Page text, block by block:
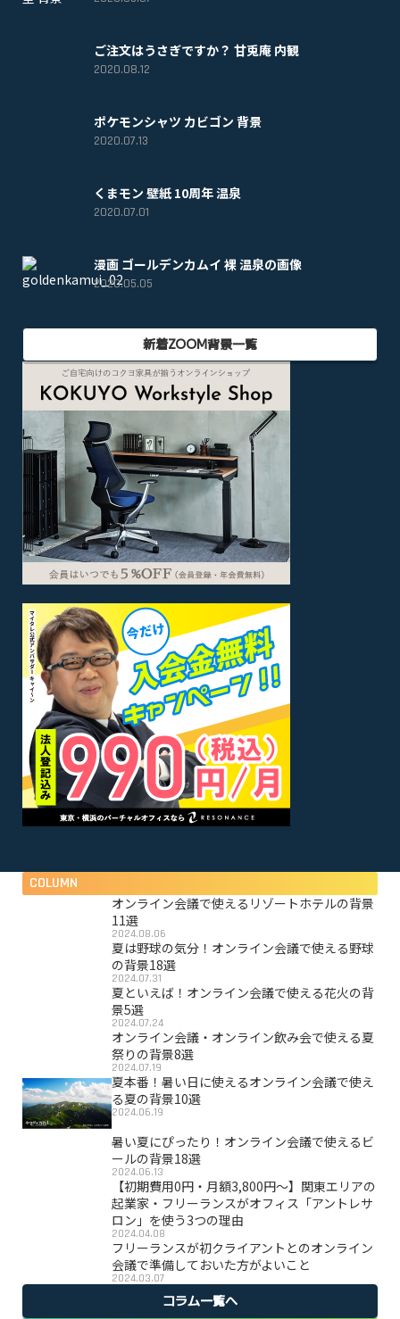
ご注文はうさぎですか？ 甘兎庵 内観
2020.08.12
ポケモンシャツ カビゴン 背景
2020.07.13
くまモン 壁紙 10周年 温泉
2020.07.01
漫画 ゴールデンカムイ 裸 温泉の画像
2020.05.05
新着ZOOM背景一覧
COLUMN
オンライン会議で使えるリゾートホテルの背景
11選
2024.08.06
夏は野球の気分！オンライン会議で使える野球
の背景18選
2024.07.31
夏といえば！オンライン会議で使える花火の背
景5選
2024.07.24
オンライン会議・オンライン飲み会で使える夏
祭りの背景8選
2024.07.19
夏本番！暑い日に使えるオンライン会議で使え
る夏の背景10選
2024.06.19
暑い夏にぴったり！オンライン会議で使えるビ
ールの背景18選
2024.06.13
【初期費用0円・月額3,800円〜】関東エリアの
起業家・フリーランスがオフィス「アントレサ
ロン」を使う3つの理由
2024.04.08
フリーランスが初クライアントとのオンライン
会議で準備しておいた方がよいこと
2024.03.07
コラム一覧へ